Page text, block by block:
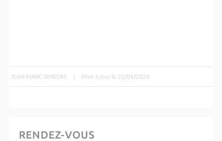
JEAN-MARC SIMEONI | Mise à jour le 22/04/2026
RENDEZ-VOUS